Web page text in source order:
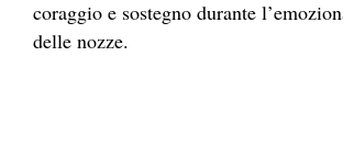
coraggio e sostegno durante
delle nozze.